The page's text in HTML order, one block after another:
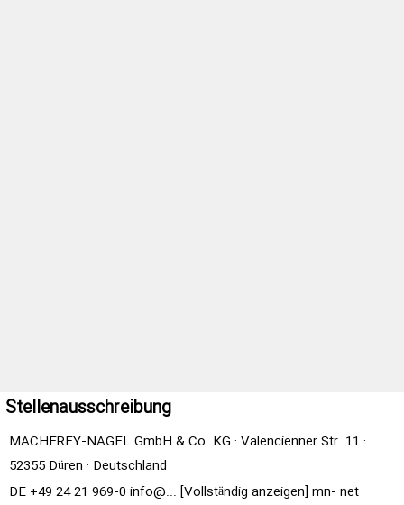
Stellenausschreibung
MACHEREY‑NAGEL GmbH & Co. KG · Valencienner Str. 11 ·
52355 Düren · Deutschland
DE +49 24 21 969‑0 info@... [Vollständig anzeigen] mn‑ net